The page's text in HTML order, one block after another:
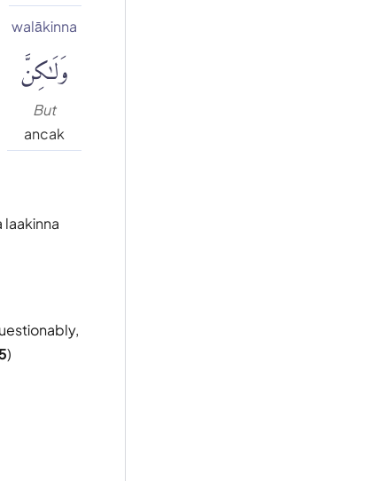
walākinna
وَلَٰكِنَّ
But
ancak
laakinna
)